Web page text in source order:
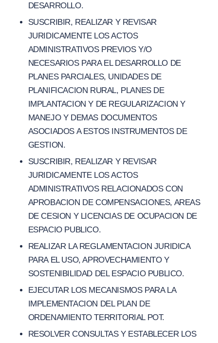
DESARROLLO.
SUSCRIBIR, REALIZAR Y REVISAR
JURIDICAMENTE LOS ACTOS
ADMINISTRATIVOS PREVIOS Y/O
NECESARIOS PARA EL DESARROLLO DE
PLANES PARCIALES, UNIDADES DE
PLANIFICACION RURAL, PLANES DE
IMPLANTACION Y DE REGULARIZACION Y
MANEJO Y DEMAS DOCUMENTOS
ASOCIADOS A ESTOS INSTRUMENTOS DE
GESTION.
SUSCRIBIR, REALIZAR Y REVISAR
JURIDICAMENTE LOS ACTOS
ADMINISTRATIVOS RELACIONADOS CON
APROBACION DE COMPENSACIONES, AREAS
DE CESION Y LICENCIAS DE OCUPACION DE
ESPACIO PUBLICO.
REALIZAR LA REGLAMENTACION JURIDICA
PARA EL USO, APROVECHAMIENTO Y
SOSTENIBILIDAD DEL ESPACIO PUBLICO.
EJECUTAR LOS MECANISMOS PARA LA
IMPLEMENTACION DEL PLAN DE
ORDENAMIENTO TERRITORIAL POT.
RESOLVER CONSULTAS Y ESTABLECER LOS